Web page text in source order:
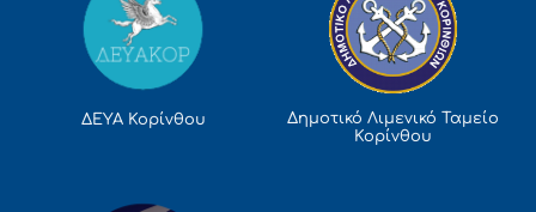
ΔΕΥΑ Κορίνθου
Δημοτικό Λιμενικό Ταμείο
Κορίνθου